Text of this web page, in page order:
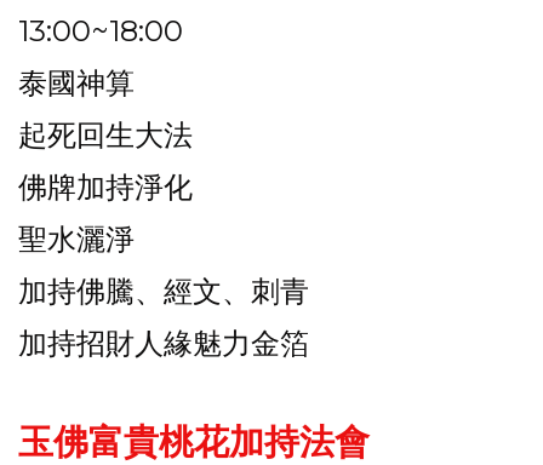
13:00~18:00
泰國神算
起死回生大法
佛牌加持淨化
聖水灑淨
加持佛騰、經文、刺青
加持招財人緣魅力金箔
玉佛富貴桃花加持法會